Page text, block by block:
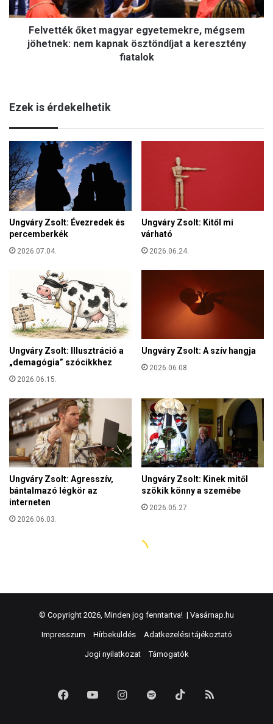
© Copyright 2026, Minden jog fenntartva! | Vasárnap.hu
Impresszum Hírbeküldés Adatkezelési tájékoztató
Jogi nyilatkozat Támogatók
FacebookYouTubeInstagram
Spotify TikTok